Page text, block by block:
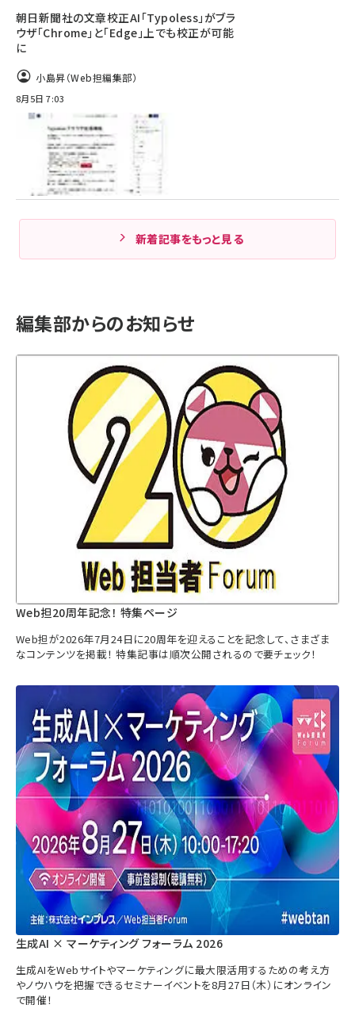
朝日新聞社の文章校正AI「Typoless」がブラ
ウザ「Chrome」と「Edge」上でも校正が可能
に
小島昇（Web担編集部）
8月5日 7:03
新着記事をもっと見る
編集部からのお知らせ
Web担20周年記念！ 特集ページ
Web担が2026年7月24日に20周年を迎えることを記念して、さまざま
なコンテンツを掲載！ 特集記事は順次公開されるので要チェック！
生成AI × マーケティング フォーラム 2026
生成AIをWebサイトやマーケティングに最大限活用するための考え方
やノウハウを把握できるセミナーイベントを8月27日（木）にオンライン
で開催！